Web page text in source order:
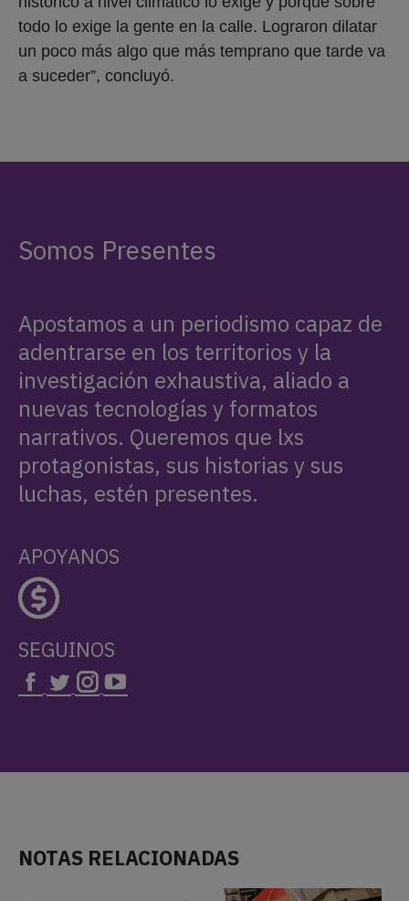
todo lo exige la gente en la calle. Lograron dilatar
un poco más algo que más temprano que tarde va
a suceder”, concluyó.
Somos Presentes
Apostamos a un periodismo capaz de
adentrarse en los territorios y la
investigación exhaustiva, aliado a
nuevas tecnologías y formatos
narrativos. Queremos que lxs
protagonistas, sus historias y sus
luchas, estén presentes.
APOYANOS
SEGUINOS
NOTAS RELACIONADAS